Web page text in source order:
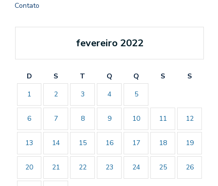
Contato
fevereiro 2022
D S T Q Q S
S
1
2 3 4 5
6 7 8 9 10 11 12
13 14 15 16 17 18 19
20 21 22 23 24 25 26